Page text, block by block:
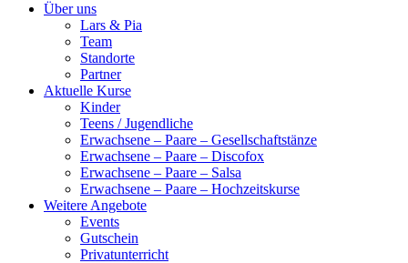
Über uns
Lars & Pia
Team
Standorte
Partner
Aktuelle Kurse
Kinder
Teens / Jugendliche
Erwachsene – Paare – Gesellschaftstänze
Erwachsene – Paare – Discofox
Erwachsene – Paare – Salsa
Erwachsene – Paare – Hochzeitskurse
Weitere Angebote
Events
Gutschein
Privatunterricht